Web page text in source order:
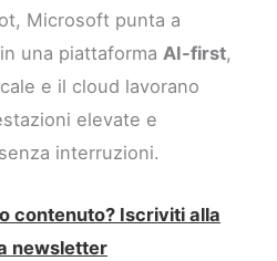
Microsoft punta a
una piattaformaAI-first,
e il cloud lavorano
elevate e
interruzioni.
contenuto? Iscriviti alla
newsletter